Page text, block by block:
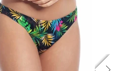
41.86 EUR